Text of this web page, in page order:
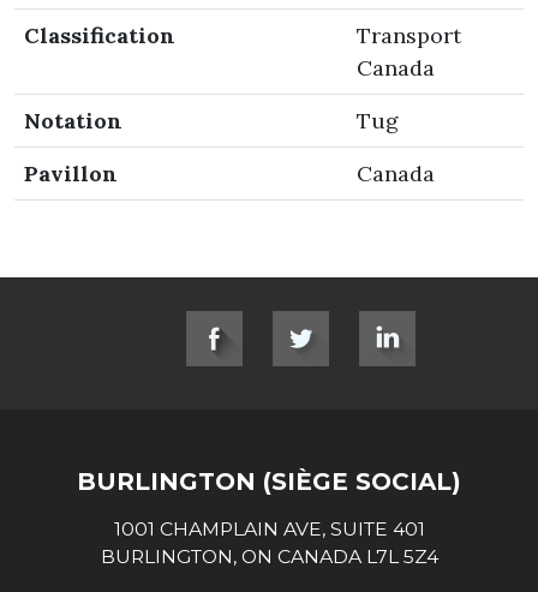
Classification
Transport
Canada
Notation
Tug
Pavillon
Canada
SOCIAL LINKS
BURLINGTON (SIÈGE SOCIAL)
1001 CHAMPLAIN AVE, SUITE 401
BURLINGTON, ON CANADA L7L 5Z4